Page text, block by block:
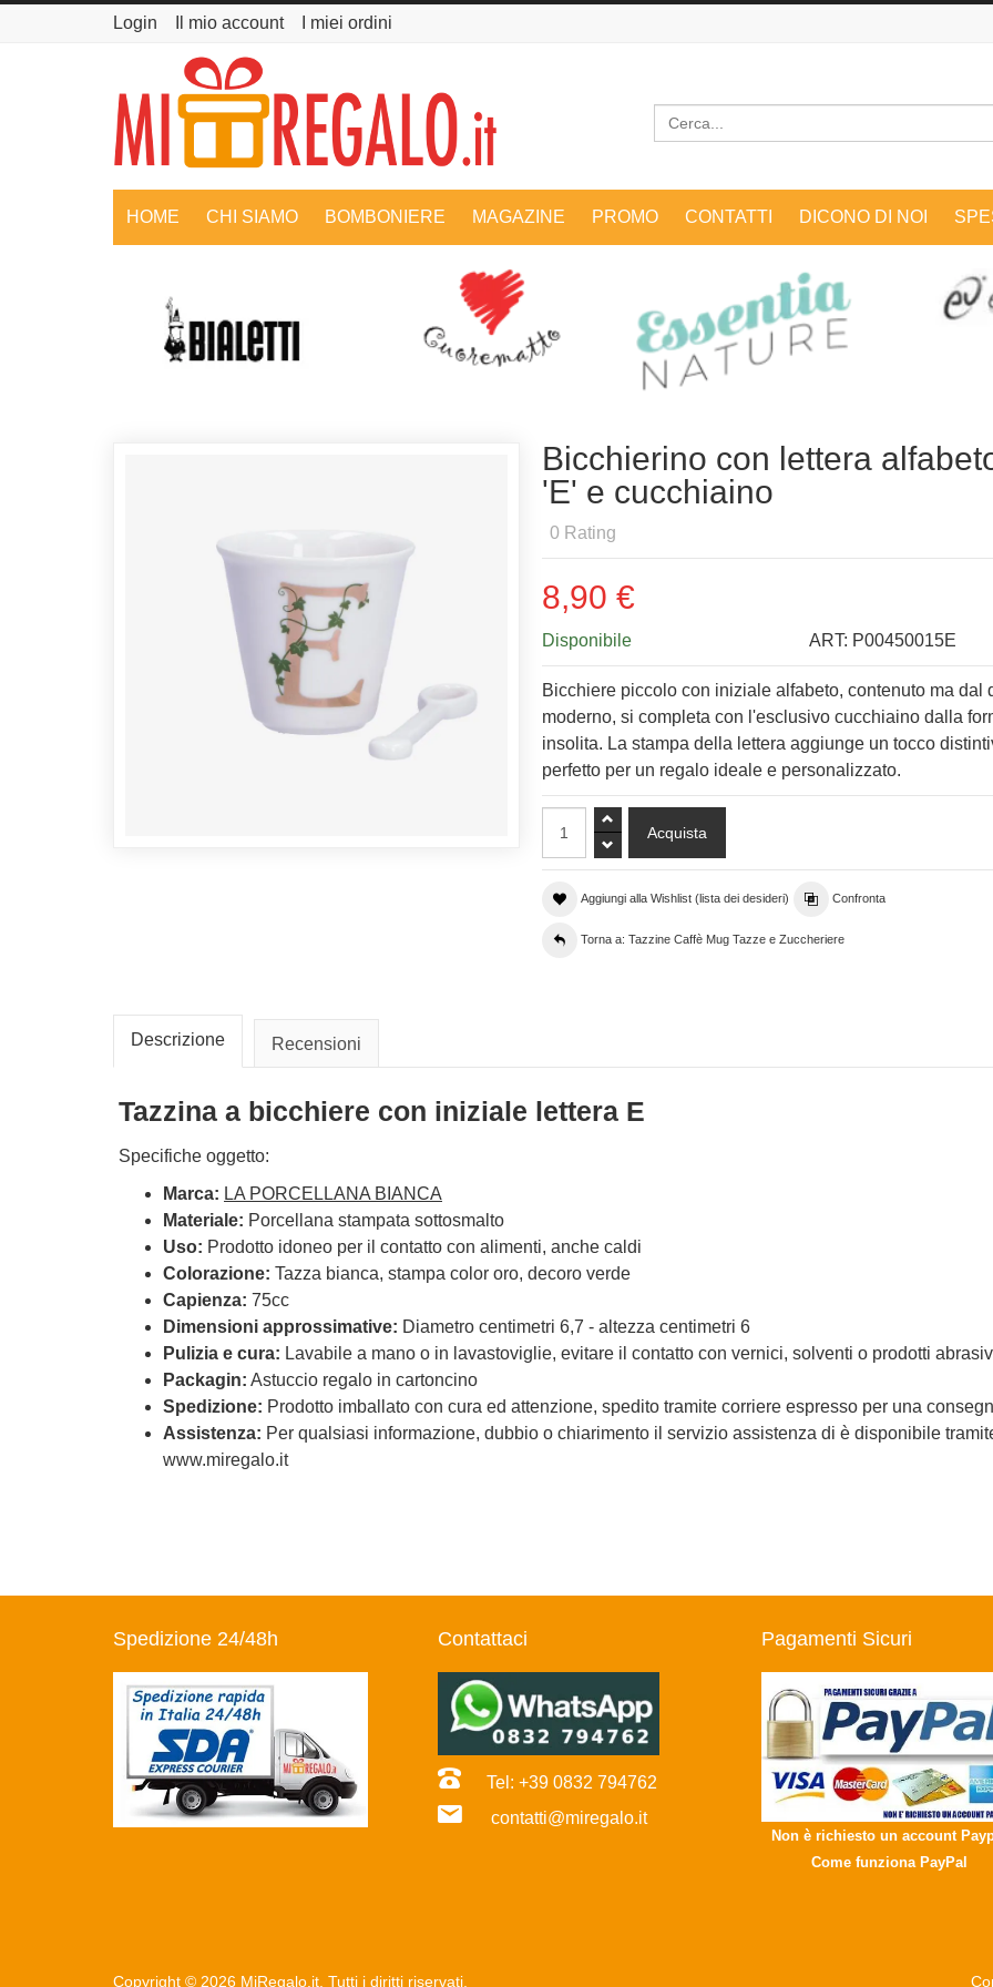
Login Il mio account I miei ordini
Cerca
HOME CHI SIAMO BOMBONIERE MAGAZINE PROMO CONTATTI DICONO DI NOI
Bicchierino con lettera
'E' e cucchiaino
0 Rating
8,90 €
Disponibile ART: P00450015E
Bicchiere piccolo con iniziale alfabeto, contenuto ma dal
moderno, si completa con l'esclusivo cucchiaino dalla
insolita. La stampa della lettera aggiunge un tocco
perfetto per un regalo ideale e personalizzato.
Aggiungi alla Wishlist (lista dei desideri) Confronta
Torna a: Tazzine Caffè Mug Tazze e Zuccheriere
Descrizione Recensioni
Tazzina a bicchiere con iniziale lettera E
Specifiche oggetto:
Marca: LA PORCELLANA BIANCA
Materiale: Porcellana stampata sottosmalto
Uso: Prodotto idoneo per il contatto con alimenti, anche caldi
Colorazione: Tazza bianca, stampa color oro, decoro verde
Capienza: 75cc
Dimensioni approssimative: Diametro centimetri 6,7 - altezza centimetri 6
Pulizia e cura: Lavabile a mano o in lavastoviglie, evitare il contatto con vernici, solventi o prodotti
Packagin: Astuccio regalo in cartoncino
Spedizione: Prodotto imballato con cura ed attenzione, spedito tramite corriere espresso per una
Assistenza: Per qualsiasi informazione, dubbio o chiarimento il servizio assistenza di è disponibile
www.miregalo.it
Spedizione 24/48h Contattaci
Tel: +39 0832 794762
contatti@miregalo.it
Pagamenti Sicuri
Non è richiesto un account
Come funziona PayPal
Copyright © 2026 MiRegalo.it. Tutti i diritti riservati.